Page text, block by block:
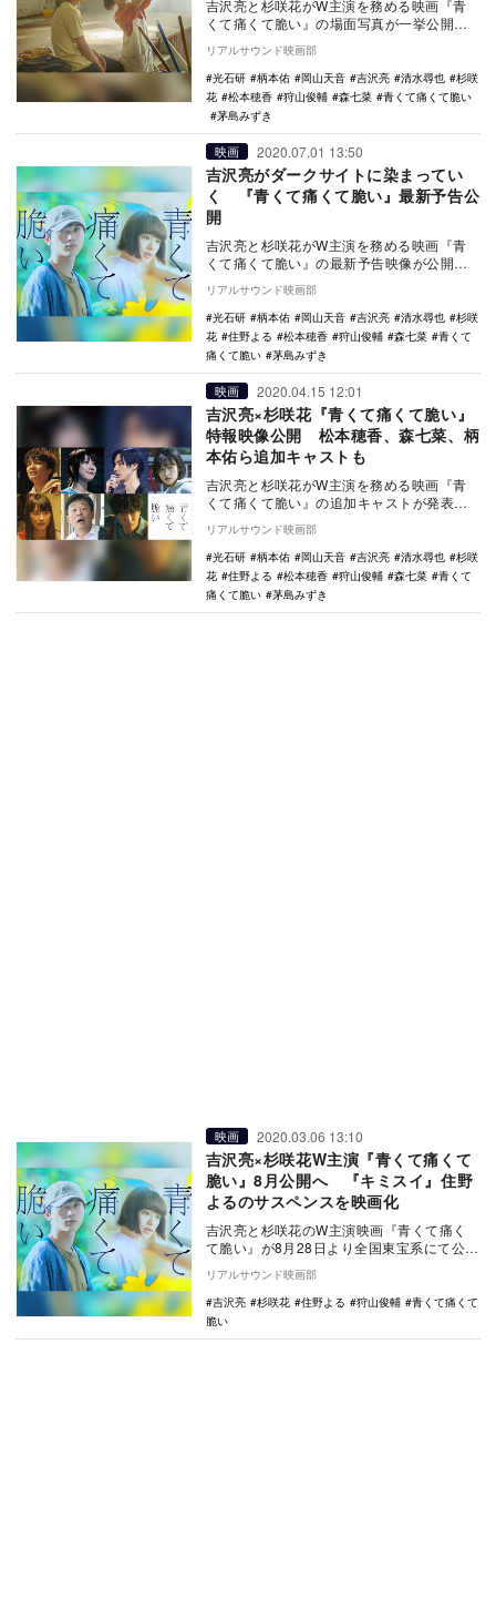
吉沢亮と杉咲花がW主演を務める映画『青
くて痛くて脆い』の場面写真が一挙公開さ
れた。 本作は、住野よるの同名小説を映
画化する青…
リアルサウンド映画部
光石研
柄本佑 岡山天音 吉沢亮 清水尋也
杉咲
花
松本穂香 狩山俊輔 森七菜
青くて痛くて脆い
茅島みずき
映画 2020.07.01 13:50
吉沢亮がダークサイトに染まってい
く 『青くて痛くて脆い』最新予告公
開
吉沢亮と杉咲花がW主演を務める映画『青
くて痛くて脆い』の最新予告映像が公開さ
れた。 本作は、住野よるの同名小説を映
画化する青…
リアルサウンド映画部
光石研
柄本佑 岡山天音 吉沢亮 清水尋也
杉咲
花
住野よる 松本穂香 狩山俊輔 森七菜
青くて
痛くて脆い
茅島みずき
映画 2020.04.15 12:01
吉沢亮×杉咲花『青くて痛くて脆い』
特報映像公開 松本穂香、森七菜、柄
本佑ら追加キャストも
吉沢亮と杉咲花がW主演を務める映画『青
くて痛くて脆い』の追加キャストが発表さ
れ、特報映像とポスタービジュアルが公開
された。 …
リアルサウンド映画部
光石研
柄本佑 岡山天音 吉沢亮 清水尋也
杉咲
花
住野よる 松本穂香 狩山俊輔 森七菜
青くて
痛くて脆い
茅島みずき
映画 2020.03.06 13:10
吉沢亮×杉咲花W主演『青くて痛くて
脆い』8月公開へ 『キミスイ』住野
よるのサスペンスを映画化
吉沢亮と杉咲花のW主演映画『青くて痛く
て脆い』が8月28日より全国東宝系にて公開
リアルサウンド映画部
吉沢亮
杉咲花 住野よる 狩山俊輔
青くて痛くて
脆い